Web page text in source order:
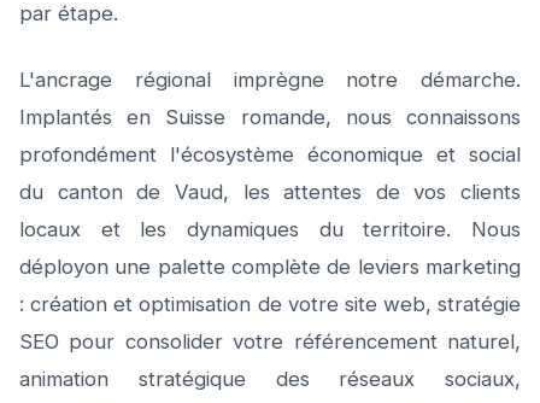
par étape.
L'ancrage régional imprègne notre démarche.
Implantés en Suisse romande, nous connaissons
profondément l'écosystème économique et social
du canton de Vaud, les attentes de vos clients
locaux et les dynamiques du territoire. Nous
déployon une palette complète de leviers marketing
: création et optimisation de votre site web, stratégie
SEO pour consolider votre référencement naturel,
animation stratégique des réseaux sociaux,